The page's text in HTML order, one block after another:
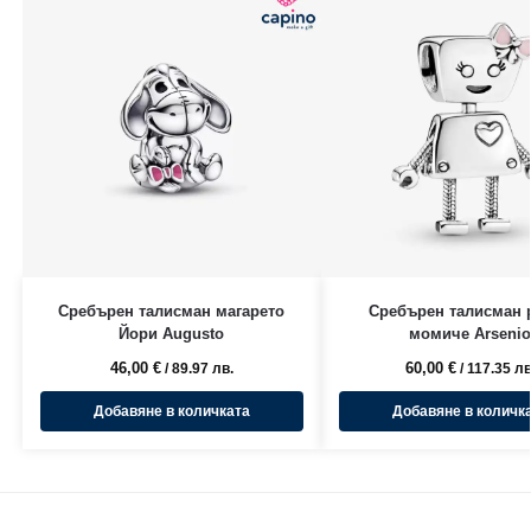
Сребърен талисман магарето
Йори Augusto
46,00 € / 89.97 лв.
Добавяне в количката
Сребърен талисман
момиче Arsenio
60,00 € / 117.35
Добавяне в